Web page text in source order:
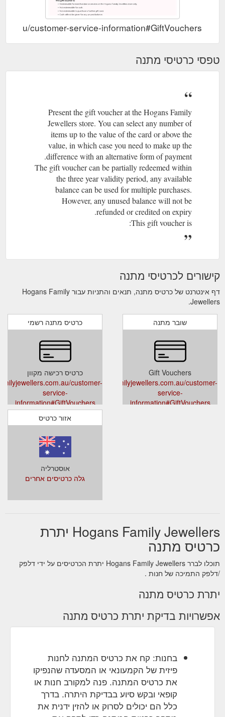
customer-service-information#GiftVouchers
טפסי כרטיסי מתנה
Present the gift voucher at the Hogans Family
Jewellers store. You can select any number of
items up to the value of the card or above the
value, in which case you need to make up the
difference with an alternative form of payment.
The gift voucher can be partially redeemed within
the three year validity period, any available
balance can be used for multiple purchases.
However, any unused balance will not be
refunded or credited on expiry.
This gift voucher is:
קישורים לכרטיסי מתנה
דף אינטרנט של כרטיס מתנה, תנאים והתניות עבור Hogans Family
Jewellers.
כרטיס מתנה רשמי
כרטיס רכישה מקוון
customer-
service-
information#GiftVouchers
שובר מתנה
Gift Vouchers
www.hogansfamilyjewellers.com.au/customer-
service-
information#GiftVouchers
אזור כרטיס
אוסטרליה
גלה כרטיסים אחרים
Hogans Family Jewellers יתרת
כרטיס מתנה
תוכלו לברר Hogans Family Jewellers יתרת הכרטיסים על ידי דלפק
/דלפק התמיכה של חנות .
יתרת כרטיס מתנה
אפשרויות בדיקת יתרת כרטיס מתנה
בחנות: קח את כרטיס המתנה לחנות
פיזית של הקמעונאי או המסעדה שהנפיקו
את כרטיס המתנה. פנה למקורב חנות או
קופאי ובקש סיוע בבדיקת היתרה. בדרך
כלל הם יכולים לסרוק או להזין ידנית את